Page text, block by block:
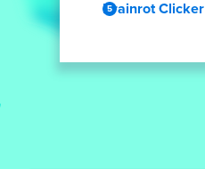
Brainrot Clicker